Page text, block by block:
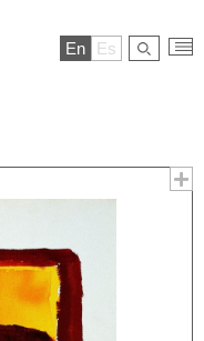
En Es